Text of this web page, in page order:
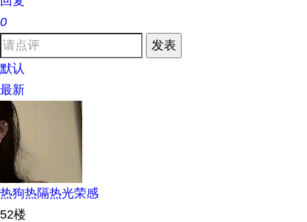
0
发表
默认
最新
热狗热隔热光荣感
52楼